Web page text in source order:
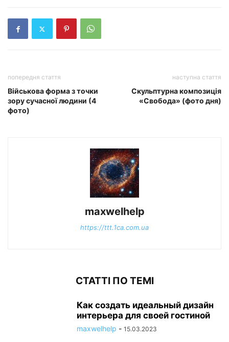
попередня стаття
Військова форма з точки
зору сучасної людини (4
фото)
наступна стаття
Скульптурна композиція
«Свобода» (фото дня)
maxwelhelp
https://ttt.1ca.com.ua
СТАТТІ ПО ТЕМІ
Как создать идеальный дизайн
интерьера для своей гостиной
maxwelhelp - 15.03.2023